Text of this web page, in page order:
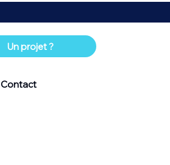
Un projet ?
Contact